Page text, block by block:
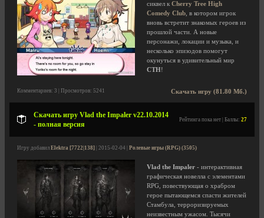
сиквел к Cherry Tree High
Comedy Club , в котором игрок
вновь встретит знакомых героев из
прошлой части. А новые
персонажи, локации и музыка, и
несколько эпизодов помогут
окунуться в удивительный мир
CTH!
Скачать игру (81.80 Мб.)
Комментариев: 3 | Просмотров: 5241
Скачать игру Vlad the Impaler v22.10.2014
- полная версия
Рейтинга пока нет | Баллы: 27
Игру добавил Elektra [7722|138] | 2015-02-04 | Ролевые игры (RPG) (3505)
Vlad the Impaler - интерактивная
графическая новелла с элементами
RPG, повествующая о храбром
герое пытающемся спасти жителей
Стамбула, терроризируемых
неизвестным ужасом. Тысячи